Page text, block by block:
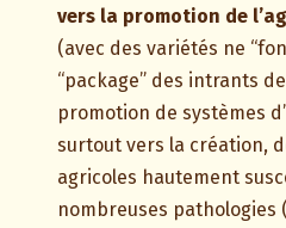
vers la promotion de
(avec des variétés ne
“package” des intrants
promotion de systèmes
surtout vers la création,
agricoles hautement
nombreuses pathologies